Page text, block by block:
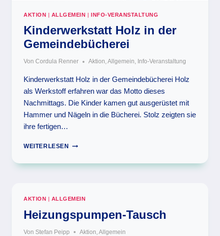
AKTION | ALLGEMEIN |INFO-VERANSTALTUNG
Kinderwerkstatt Holz in der
Gemeindebücherei
Von Cordula Renner Aktion,Allgemein, Info-Veranstaltung
Kinderwerkstatt Holz in der Gemeindebücherei Holz
als Werkstoff erfahren war das Motto dieses
Nachmittags. Die Kinder kamen gut ausgerüstet mit
Hammer und Nägeln in die Bücherei. Stolz zeigten sie
ihre fertigen…
WEITERLESEN
KINDERWERKSTATT
IN
AKTION ALLGEMEIN
Heizungspumpen-Tausch
Von Stefan Peipp Aktion ,Allgemein